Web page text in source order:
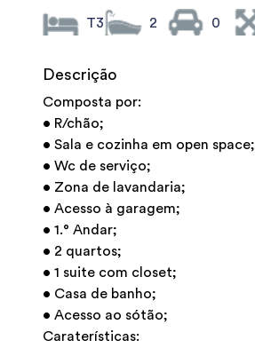
T3 2 0
Descrição
Composta por:
• R/chão;
• Sala e cozinha em open space;
• Wc de serviço;
• Zona de lavandaria;
• Acesso à garagem;
• 1.° Andar;
• 2 quartos;
• 1 suite com closet;
• Casa de banho;
• Acesso ao sótão;
Caraterísticas: